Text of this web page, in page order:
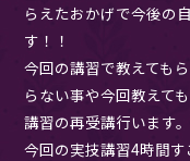
らえたおかげで今後の
す！！
今回の講習で教えても
らない事や今回教えて
講習の再受講行います。
今回の実技講習4時間す